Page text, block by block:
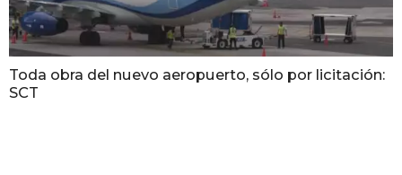
Toda obra del nuevo aeropuerto, sólo por licitación:
SCT